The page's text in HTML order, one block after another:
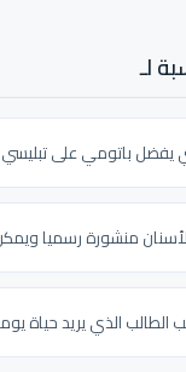
لـ
يفضل باتومي على
منشورة رسميا
الطالب الذي يريد حياة